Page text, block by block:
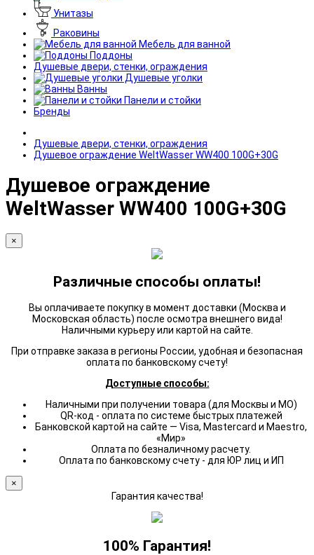
Унитазы
Раковины
Мебель для ванной
Поддоны
Душевые двери, стенки, ограждения
Душевые уголки
Ванны
Панели и стойки
Бренды
Душевые двери, стенки, ограждения
Душевое ограждение WeltWasser WW400 100G+30G
Душевое ограждение
WeltWasser WW400 100G+30G
×
Различные способы оплаты!
Вы оплачиваете покупку в момент доставки (Москва и
Московская область) после осмотра внешнего вида!
Наличными курьеру или картой на сайте.
При отправке заказа в регионы России, удобная и безопасная
оплата по банковскому счету!
Доступные способы:
Наличными при получении товара (для Москвы и МО)
QR-код - оплата по системе быстрых платежей
Банковской картой на сайте — Visa, Mastercard и Maestro,
«Мир»
Оплата по безналичному расчету.
Оплата по банковскому счету - для ЮР лиц и ИП
×
Гарантия качества!
100% Гарантия!